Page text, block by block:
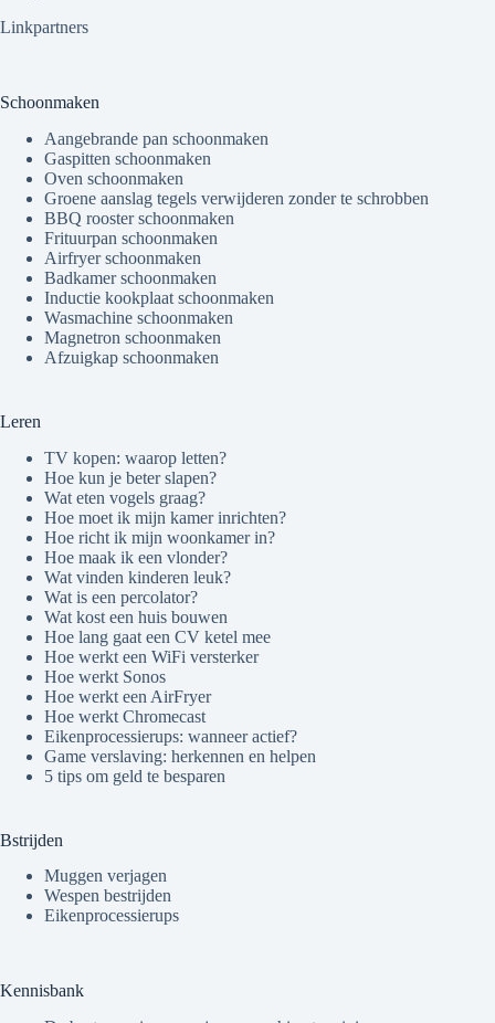
Linkpartners
Schoonmaken
Aangebrande pan schoonmaken
Gaspitten schoonmaken
Oven schoonmaken
Groene aanslag tegels verwijderen zonder te schrobben
BBQ rooster schoonmaken
Frituurpan schoonmaken
Airfryer schoonmaken
Badkamer schoonmaken
Inductie kookplaat schoonmaken
Wasmachine schoonmaken
Magnetron schoonmaken
Afzuigkap schoonmaken
Leren
TV kopen: waarop letten?
Hoe kun je beter slapen?
Wat eten vogels graag?
Hoe moet ik mijn kamer inrichten?
Hoe richt ik mijn woonkamer in?
Hoe maak ik een vlonder?
Wat vinden kinderen leuk?
Wat is een percolator?
Wat kost een huis bouwen
Hoe lang gaat een CV ketel mee
Hoe werkt een WiFi versterker
Hoe werkt Sonos
Hoe werkt een AirFryer
Hoe werkt Chromecast
Eikenprocessierups: wanneer actief?
Game verslaving: herkennen en helpen
5 tips om geld te besparen
Bstrijden
Muggen verjagen
Wespen bestrijden
Eikenprocessierups
Kennisbank